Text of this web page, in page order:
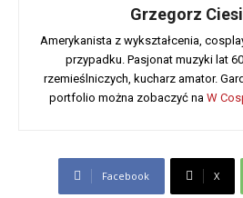
Grzegorz
Amerykanista z wykształcenia,
przypadku. Pasjonat muzyki lat
rzemieślniczych, kucharz amator.
portfolio można zobaczyć na W
Facebook X